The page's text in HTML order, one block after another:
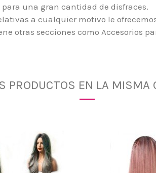
una gran cantidad de disfraces.
a cualquier motivo le
otras secciones como Accesorios
PRODUCTOS EN LA MISMA